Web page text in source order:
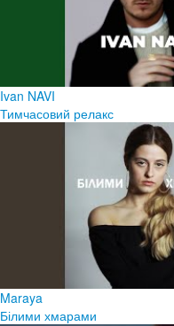
Ivan NAVI
Тимчасовий релакс
Maraya
Білими хмарами